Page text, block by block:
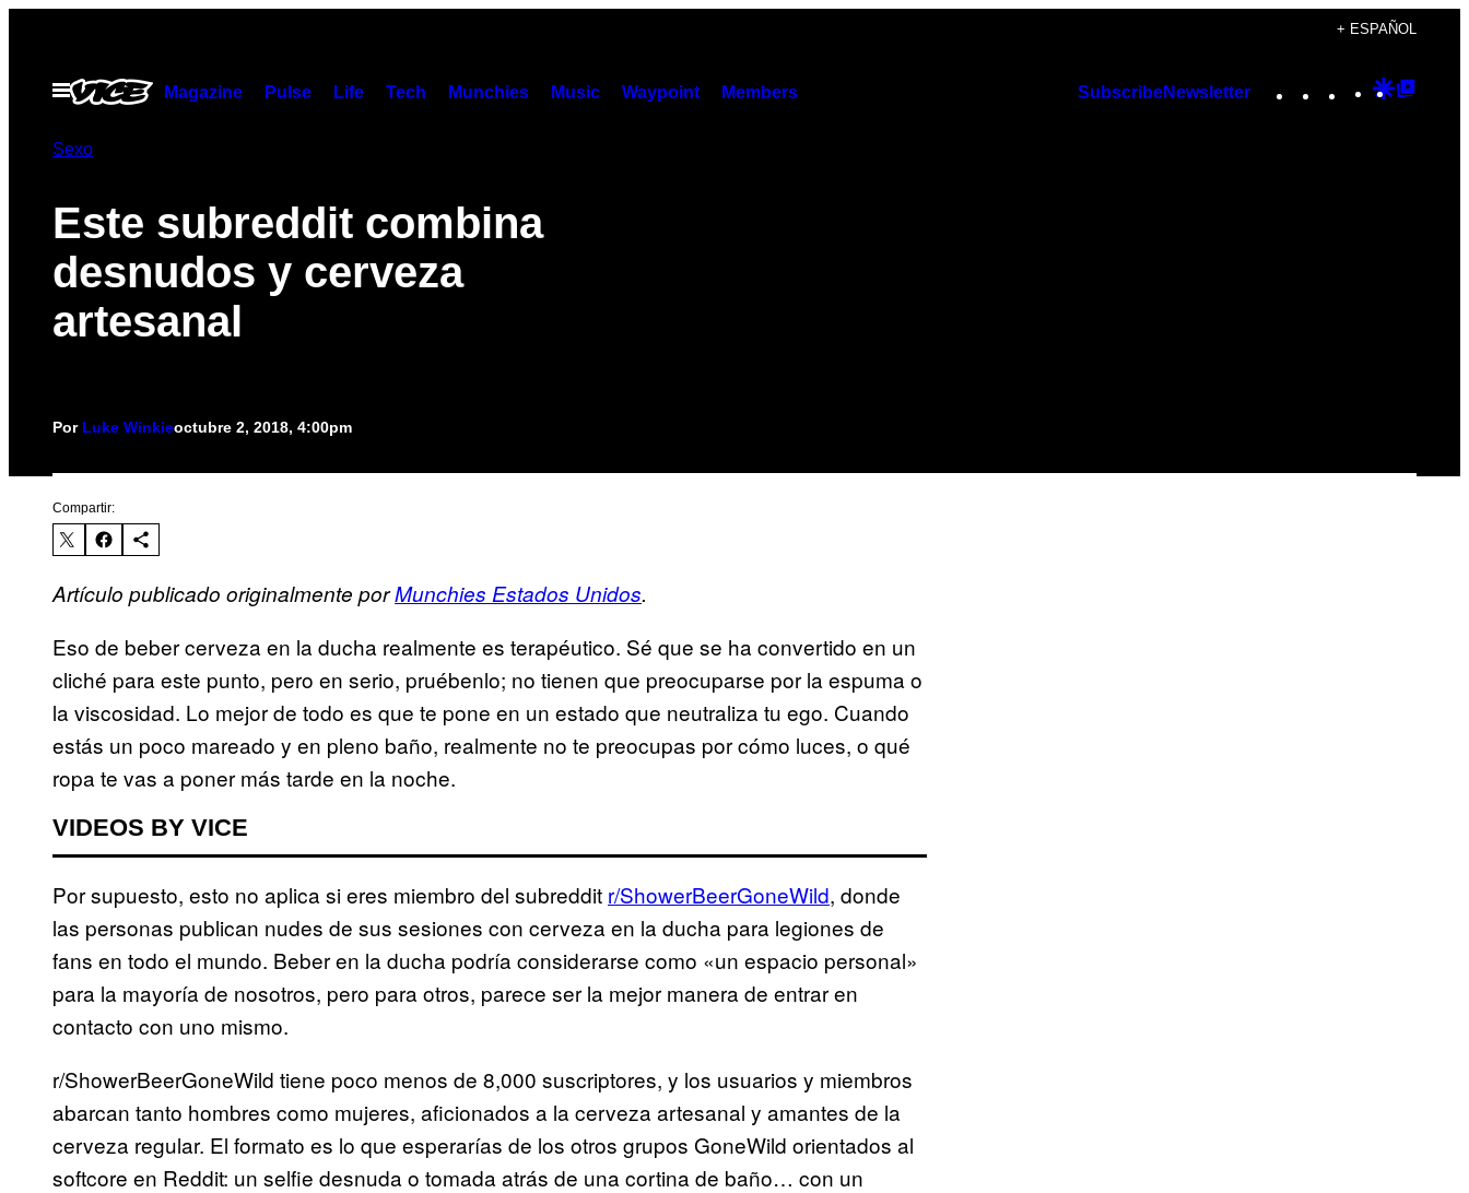
contenido
+ ESPAÑOL
Abrir
Menú
Magazine Pulse Life Tech Munchies Music Waypoint Members SubscribeNewsletter Instagram
TikTok
YouTube
Google
Sexo
Este subreddit combina
desnudos y cerveza
artesanal
Por Luke Winkieoctubre 2, 2018, 4:00pm
Compartir:
Artículo publicado originalmente porMunchies Estados Unidos.
Eso de beber cerveza en la ducha realmente es terapéutico. Sé que se ha convertido en un
cliché para este punto, pero en serio, pruébenlo; no tienen que preocuparse por la espuma o
la viscosidad. Lo mejor de todo es que te pone en un estado que neutraliza tu ego. Cuando
estás un poco mareado y en pleno baño, realmente no te preocupas por cómo luces, o qué
ropa te vas a poner más tarde en la noche.
VIDEOS BY VICE
Por supuesto, esto no aplica si eres miembro del subreddit r/ShowerBeerGoneWild, donde
las personas publican nudes de sus sesiones con cerveza en la ducha para legiones de
fans en todo el mundo. Beber en la ducha podría considerarse como «un espacio personal»
para la mayoría de nosotros, pero para otros, parece ser la mejor manera de entrar en
contacto con uno mismo.
r/ShowerBeerGoneWild tiene poco menos de 8,000 suscriptores, y los usuarios y miembros
abarcan tanto hombres como mujeres, aficionados a la cerveza artesanal y amantes de la
cerveza regular. El formato es lo que esperarías de los otros grupos GoneWild orientados al
softcore en Reddit: un selfie desnuda o tomada atrás de una cortina de baño… con un